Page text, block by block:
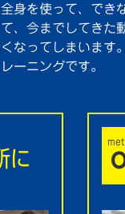
身を使って、でき
、今までしてきた
なってしまいます
ーニングです。
に